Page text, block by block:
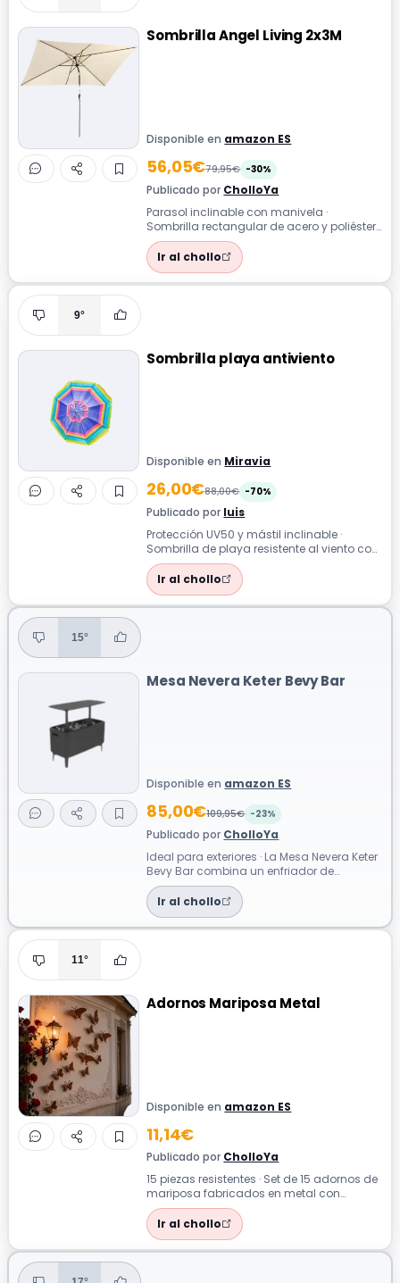
Sombrilla Angel Living 2x3M
Disponible en amazon ES
56,05€79,95€ -30%
Publicado por CholloYa
Parasol inclinable con manivela ·
Sombrilla rectangular de acero y poliéster
con mástil de 38 mm, inclinable y con
ma...
Ir al chollo
9°
Sombrilla playa antiviento
Disponible en Miravia
26,00€88,00€ -70%
Publicado por luis
Protección UV50 y mástil inclinable ·
Sombrilla de playa resistente al viento con
protección UV50, revestimiento plat...
Ir al chollo
15°
Mesa Nevera Keter Bevy Bar
Disponible en amazon ES
85,00€109,95€ -23%
Publicado por CholloYa
Ideal para exteriores · La Mesa Nevera Keter
Bevy Bar combina un enfriador de
bebidas con una práctica mesa de
cóctel...
Ir al chollo
11°
Adornos Mariposa Metal
Disponible en amazon ES
11,14€
Publicado por CholloYa
15 piezas resistentes · Set de 15 adornos de
mariposa fabricados en metal con
acabado rústico, ideales para decorar j...
Ir al chollo